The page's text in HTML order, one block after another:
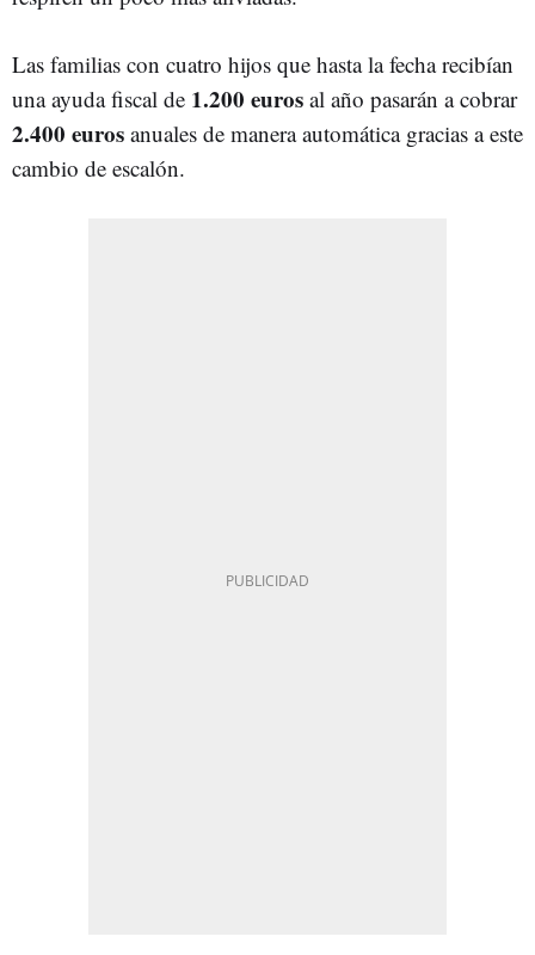
Las familias con cuatro hijos que hasta la fecha recibían
una ayuda fiscal de 1.200 euros al año pasarán a cobrar
2.400 euros anuales de manera automática gracias a este
cambio de escalón.